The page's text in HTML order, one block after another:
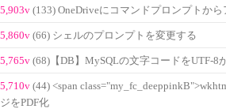
5,903v (133) OneDriveにコマンドプロンプトから
5,860v (66) シェルのプロンプトを変更する
5,765v (68)【DB】MySQLの文字コードをUTF-8
5,710v (44) <span
ジをPDF化